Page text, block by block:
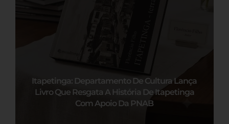
Itapetinga: Departamento De Cultura Lança
Livro Que Resgata A História De Itapetinga
Com Apoio Da PNAB